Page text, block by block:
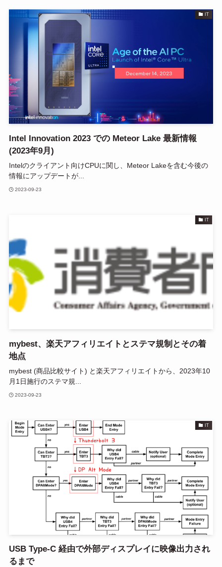
IT
Intel Innovation 2023 での Meteor Lake 最新情報
(2023年9月)
Intelのクライアント向けCPUに関し、Meteor Lakeを含む今後の
情報にアップデートが...
2023-09-23
IT
mybest、楽天アフィリエイトとステマ規制とその着
地点
mybest (商品比較サイト) と楽天アフィリエイトから、2023年10
月1日施行のステマ規...
2023-09-23
IT
USB Type-C 経由で外部ディスプレイに映像出力され
るまで